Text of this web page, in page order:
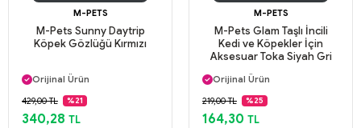
M-PETS
M-Pets Sunny Daytrip
Köpek Gözlüğü Kırmızı
Orijinal Ürün
Güvenli Ödeme
Aynı Gün Kargo
429,00 TL %21
340,28 TL
M-PETS
M-Pets Glam Taşlı İncili
Kedi ve Köpekler İçin
Aksesuar Toka Siyah Gri
Aynı Gün Kargo
Orijinal Ürün
Güvenli Ödeme
Aynı Gün Kargo
219,00 TL %25
164,30 TL